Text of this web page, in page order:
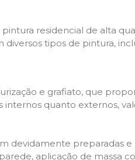
residencial de alta
tipos de pintura,
e grafiato, que
quanto externos,
devidamente preparadas e
aplicação de massa